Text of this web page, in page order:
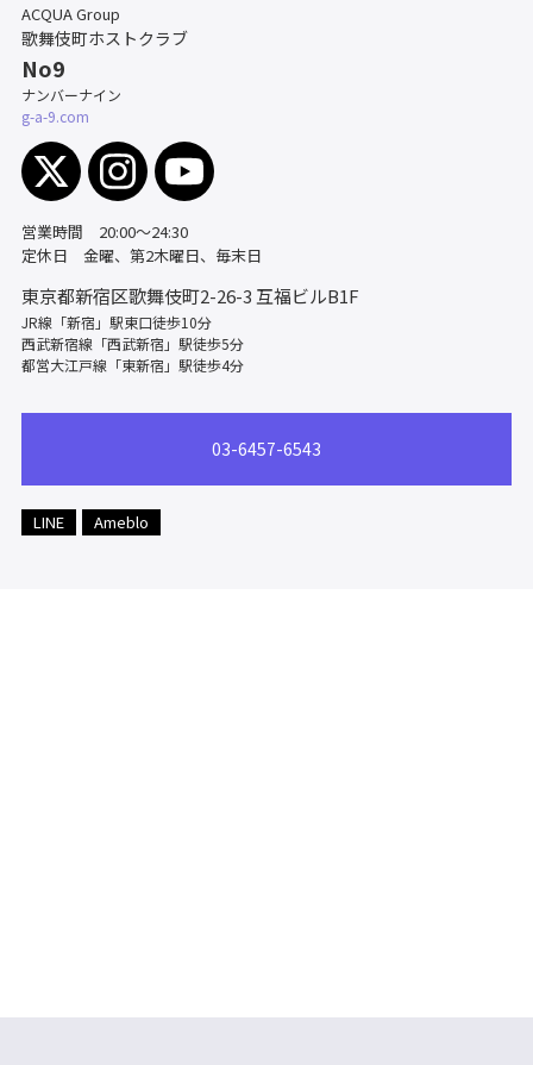
ACQUA Group
歌舞伎町ホストクラブ
No9
ナンバーナイン
g-a-9.com
営業時間 20:00～24:30
定休日 金曜、第2木曜日、毎末日
東京都新宿区歌舞伎町2-26-3 互福ビルB1F
JR線「新宿」駅東口徒歩10分
西武新宿線「西武新宿」駅徒歩5分
都営大江戸線「東新宿」駅徒歩4分
03-6457-6543
LINE Ameblo